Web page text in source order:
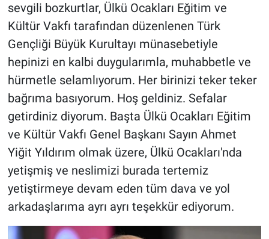
sevgili bozkurtlar, Ülkü Ocakları Eğitim ve
Kültür Vakfı tarafından düzenlenen Türk
Gençliği Büyük Kurultayı münasebetiyle
hepinizi en kalbi duygularımla, muhabbetle ve
hürmetle selamlıyorum. Her birinizi teker teker
bağrıma basıyorum. Hoş geldiniz. Sefalar
getirdiniz diyorum. Başta Ülkü Ocakları Eğitim
ve Kültür Vakfı Genel Başkanı Sayın Ahmet
Yiğit Yıldırım olmak üzere, Ülkü Ocakları'nda
yetişmiş ve neslimizi burada tertemiz
yetiştirmeye devam eden tüm dava ve yol
arkadaşlarıma ayrı ayrı teşekkür ediyorum.